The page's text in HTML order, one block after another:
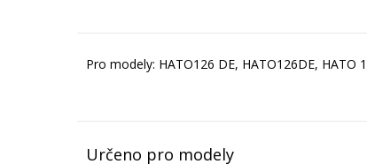
Pro modely: HATO126 DE, HATO126DE, HATO
Určeno pro modely